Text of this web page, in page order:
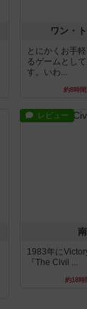
ワン・
とにかくお手
るゲームとし
す。いわ...
約8時
レビュー
1983年に
『The Civil ...
約18時